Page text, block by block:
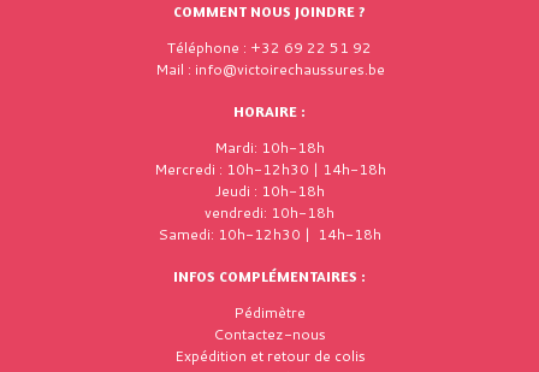
COMMENT NOUS JOINDRE ?
Téléphone : +32 69 22 51 92
Mail : info@victoirechaussures.be
HORAIRE :
Mardi: 10h-18h
Mercredi : 10h-12h30 | 14h-18h
Jeudi : 10h-18h
vendredi: 10h-18h
Samedi: 10h-12h30 | 14h-18h
INFOS COMPLÉMENTAIRES :
Pédimètre
Contactez-nous
Expédition et retour de colis